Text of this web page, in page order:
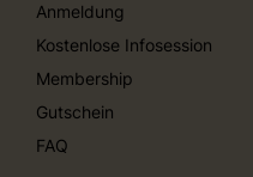
Anmeldung
Kostenlose Infosession
Membership
Gutschein
FAQ